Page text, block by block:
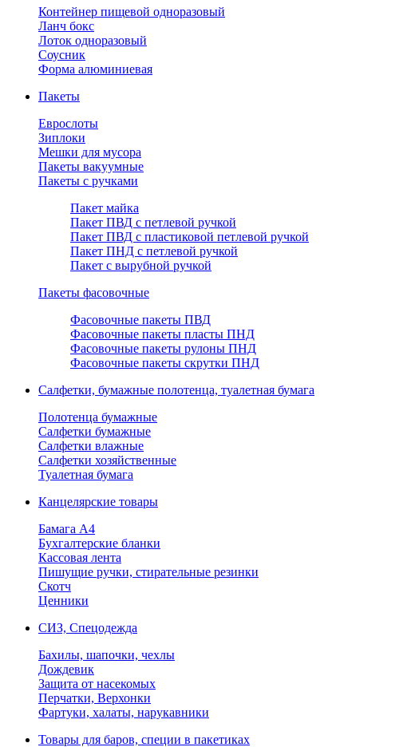
Контейнер пищевой одноразовый
Ланч бокс
Лоток одноразовый
Соусник
Форма алюминиевая
Пакеты
Еврослоты
Зиплоки
Мешки для мусора
Пакеты вакуумные
Пакеты с ручками
Пакет майка
Пакет ПВД с петлевой ручкой
Пакет ПВД с пластиковой петлевой ручкой
Пакет ПНД с петлевой ручкой
Пакет с вырубной ручкой
Пакеты фасовочные
Фасовочные пакеты ПВД
Фасовочные пакеты пласты ПНД
Фасовочные пакеты рулоны ПНД
Фасовочные пакеты скрутки ПНД
Салфетки, бумажные полотенца, туалетная бумага
Полотенца бумажные
Салфетки бумажные
Салфетки влажные
Салфетки хозяйственные
Туалетная бумага
Канцелярские товары
Бамага А4
Бухгалтерские бланки
Кассовая лента
Пишущие ручки, стирательные резинки
Скотч
Ценники
СИЗ, Спецодежда
Бахилы, шапочки, чехлы
Дождевик
Защита от насекомых
Перчатки, Верхонки
Фартуки, халаты, нарукавники
Товары для баров, специи в пакетиках